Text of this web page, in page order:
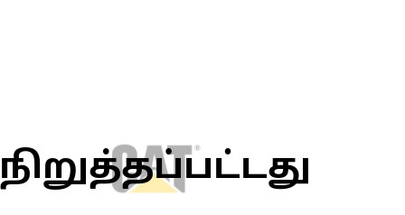
நிறுத்தப்பட்டது